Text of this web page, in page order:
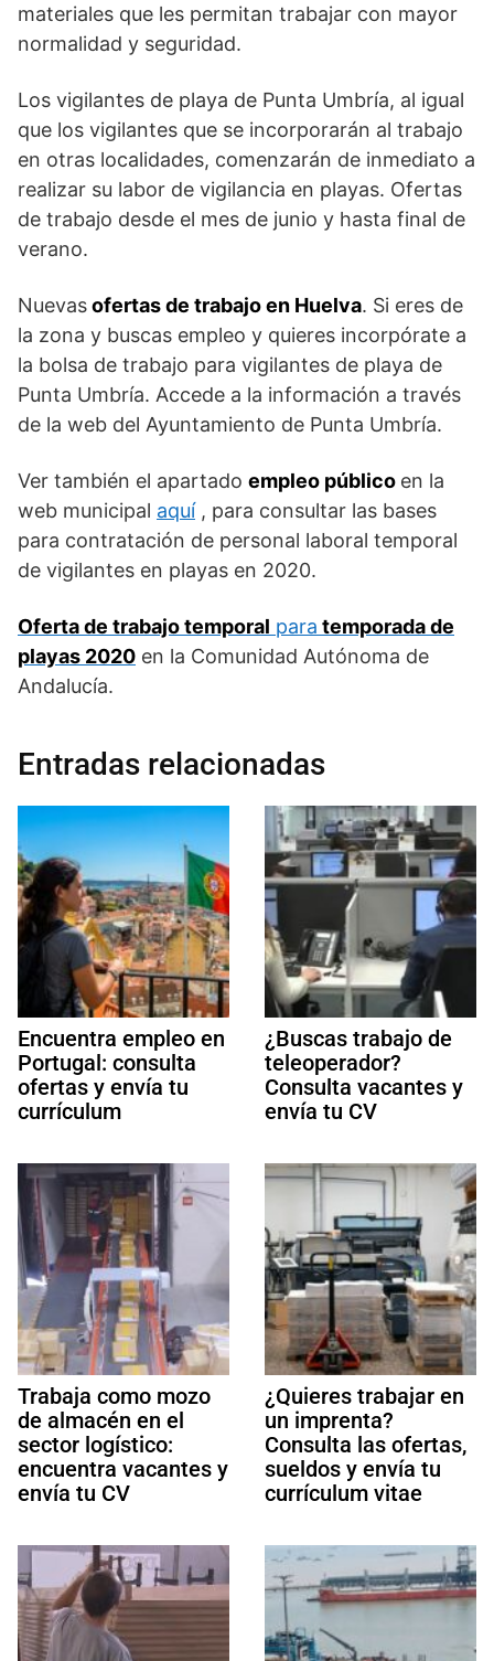
materiales que les permitan trabajar con mayor
normalidad y seguridad.
Los vigilantes de playa de Punta Umbría, al igual
que los vigilantes que se incorporarán al trabajo
en otras localidades, comenzarán de inmediato a
realizar su labor de vigilancia en playas. Ofertas
de trabajo desde el mes de junio y hasta final de
verano.
Nuevasofertas de trabajo en Huelva. Si eres de
la zona y buscas empleo y quieres incorpórate a
la bolsa de trabajo para vigilantes de playa de
Punta Umbría. Accede a la información a través
de la web del Ayuntamiento de Punta Umbría.
Ver también el apartado empleo público en la
web municipal aquí, para consultar las bases
para contratación de personal laboral temporal
de vigilantes en playas en 2020.
Oferta de trabajo temporal para temporada de
playas 2020 en la Comunidad Autónoma de
Andalucía.
Entradas relacionadas
Encuentra empleo en
Portugal: consulta
ofertas y envía tu
currículum
¿Buscas trabajo de
teleoperador?
Consulta vacantes y
envía tu CV
Trabaja como mozo
de almacén en el
sector logístico:
encuentra vacantes y
envía tu CV
¿Quieres trabajar en
un imprenta?
Consulta las ofertas,
sueldos y envía tu
currículum vitae